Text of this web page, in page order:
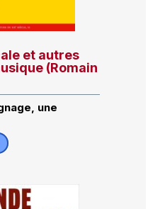
et autres
(Romain
une